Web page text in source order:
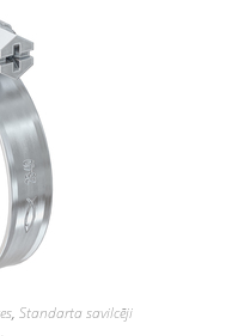
, Standarta savilcēji